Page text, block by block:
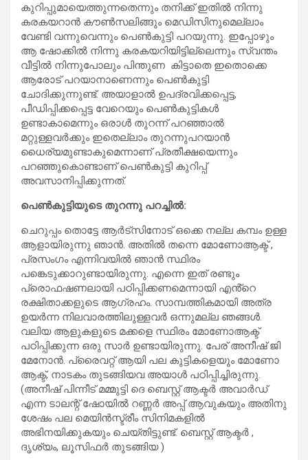
കുറിപ്പുമായെത്തുന്നതെന്നും തനിക്ക് ഇതിൽ നിന്നു
കരകയറാൻ കൗൺസലിങ്ങും മെഡിസിനുമെല്ലാം
വേണ്ടി വന്നുവെന്നും പെൺകുട്ടി പറയുന്നു. ഇപ്പോഴും
ആ ഷോക്കിൽ നിന്നു കരകയറിയിട്ടില്ലെന്നും സ്വന്തം
വീട്ടിൽ നിന്നുപോലും പിന്തുണ കിട്ടാതെ ഇതൊക്കെ
ആരോട് പറയാനാണെന്നും പെൺകുട്ടി
ചോദിക്കുന്നുണ്ട്. അയാളാൽ ഉപദ്രവിക്കപ്പെട്ട,
പീഡിപ്പിക്കപ്പെട്ട വേറെയും പെൺകുട്ടികൾ
ഉണ്ടാകാമെന്നും ഒരാൾ തുറന്ന് പറഞ്ഞാൽ
മറ്റുള്ളവർക്കും ഇതെല്ലാം തുറന്നുപറയാൻ
ധൈര്യമുണ്ടാകുമെന്നാണ് പ്രതീക്ഷയെന്നും
പറഞ്ഞുകൊണ്ടാണ് പെൺകുട്ടി കുറിപ്പ്
അവസാനിപ്പിക്കുന്നത്.
പെൺകുട്ടിയുടെ തുറന്നു പറച്ചിൽ:
ചെറുപ്പം തൊട്ടേ ആര്‍ട്‌സിനോട് ഒക്കെ നല്ല കമ്പം ഉള്ള
ആളായിരുന്നു ഞാന്‍. അതില്‍ തന്നെ മോണോആക്ട് ,
പ്രസംഗം എന്നിവയില്‍ ഞാന്‍ സ്ഥിരം
പങ്കെടുക്കാറുണ്ടായിരുന്നു. എന്നെ ഇത് രണ്ടും
പ്രൊഫഷണലായി പഠിപ്പിക്കണമെന്നായി എൻ്റെ
രക്ഷിതാക്കളുടെ ആഗ്രഹം. സാമ്പത്തികമായി അത്ര
ഉയര്‍ന്ന നിലവാരത്തിലുള്ളവര്‍ ഒന്നുമല്ല ഞങ്ങള്‍.
വലിയ ആളുകളുടെ മക്കളെ സ്ഥിരം മോണോആക്ട്
പഠിപ്പിക്കുന്ന ഒരു സാര്‍ ഉണ്ടായിരുന്നു. പേര് അനീഷ് ജി
മേനോന്‍. പ്രൈവറ്റ് ആയി പല കുട്ടികളെയും മോണോ
ആക്ട്, നാടകം തുടങ്ങിയവ അയാള്‍ പഠിപ്പിച്ചിരുന്നു.
(അനീഷ് പിന്നീട് മമ്മുട്ടി ദെ ബെസ്റ്റ് ആക്ടര്‍ അവാര്‍ഡ്
എന്ന ടാലന്റ് ഷോയില്‍ റണ്ണര്‍ അപ്പ് ആവുകയും അതിനു
ശേഷം പല മെയിന്‍സ്ട്രീം സിനിമകളില്‍
അഭിനയിക്കുകയും ചെയ്തിട്ടുണ്ട്. ബെസ്റ്റ് ആക്ടര്‍ ,
ദൃശ്യം, ലൂസിഫര്‍ തുടങ്ങിയ )